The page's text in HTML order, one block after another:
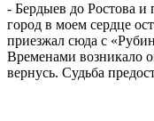
- Бердыев до Ростова и
город в моем сердце
приезжал сюда с
Временами возникало
вернусь. Судьба